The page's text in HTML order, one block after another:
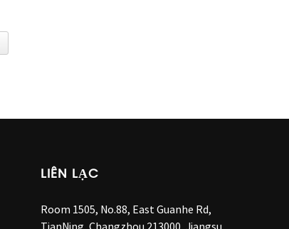
LIÊN LẠC
Room 1505, No.88, East Guanhe Rd,